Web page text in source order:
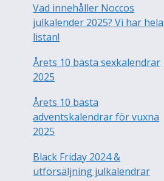
Vad innehåller Noccos
julkalender 2025? Vi har hela
listan!
Årets 10 bästa sexkalendrar
2025
Årets 10 bästa
adventskalendrar för vuxna
2025
Black Friday 2024 &
utförsäljning julkalendrar